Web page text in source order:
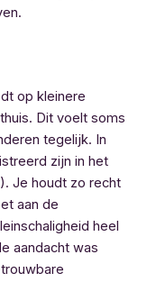
op kleinere
Dit voelt soms
tegelijk. In
zijn in het
Je houdt zo recht
aan de
heel
aandacht was